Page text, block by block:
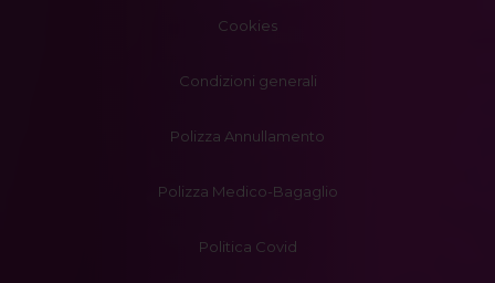
Cookies
Condizioni generali
Polizza Annullamento
Polizza Medico-Bagaglio
Politica Covid